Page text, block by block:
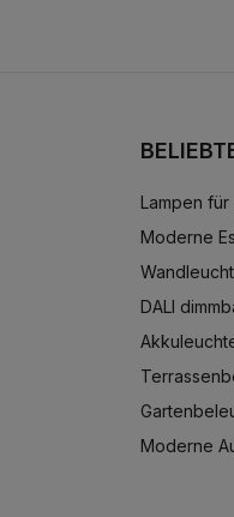
Lampen für
Moderne
DALI
Moderne